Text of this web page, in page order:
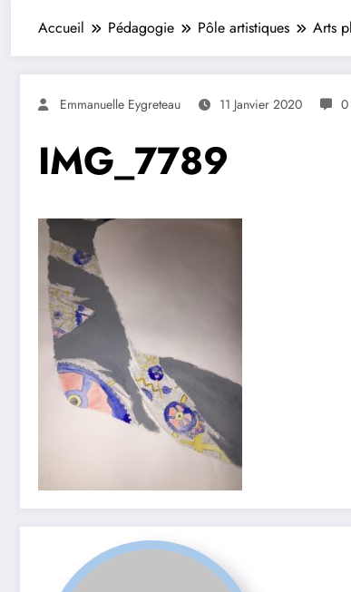
Accueil Pédagogie Pôle artistiques Arts
Emmanuelle Eygreteau 11 Janvier 2020 0
IMG_7789